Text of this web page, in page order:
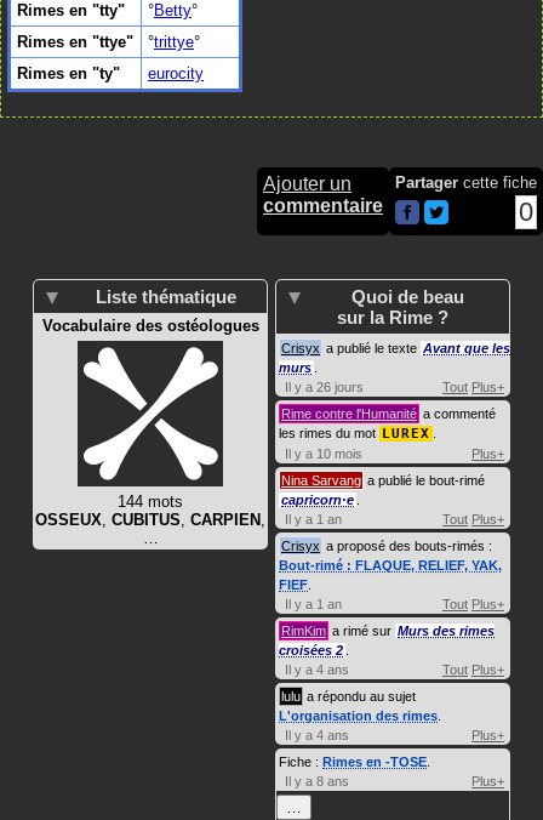
Rimes en "tty"
Betty
Rimes en "ttye"
trittye
Rimes en "ty"
eurocity
Ajouter un
commentaire
Partager cette fiche
0
Liste thématique
Vocabulaire des ostéologues
144 mots
OSSEUX, CUBITUS, CARPIEN ,
…
Quoi de beau
sur la Rime ?
Crisyx a publié le texte Avant que les
murs .
Il y a 26 jours
Tout Plus+
Rime contre l'Humanité a commenté
les rimes du mot LUREX .
Il y a 10 mois
Plus+
Nina Sarvang a publié le bout-rimé
capricorn·e .
Il y a 1 an
Tout Plus+
Crisyx a proposé des bouts-rimés :
Bout-rimé : FLAQUE, RELIEF, YAK,
FIEF.
Il y a 1 an
Tout Plus+
RimKim a rimé sur Murs des rimes
croisées 2 .
Il y a 4 ans
Tout Plus+
lulu a répondu au sujet
L'organisation des rimes.
Il y a 4 ans
Plus+
Fiche : Rimes en -TOSE.
Il y a 8 ans
Plus+
…